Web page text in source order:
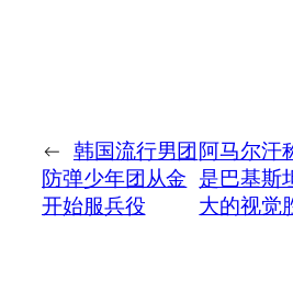
← 韩国流行男团
防弹少年团从金
开始服兵役
阿马尔汗
是巴基斯
大的视觉